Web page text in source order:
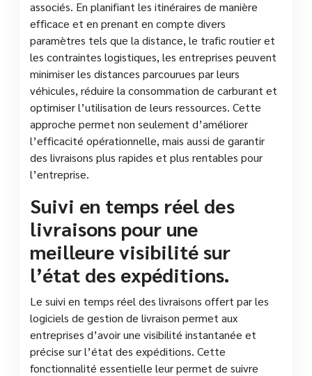
associés. En planifiant les itinéraires de manière
efficace et en prenant en compte divers
paramètres tels que la distance, le trafic routier et
les contraintes logistiques, les entreprises peuvent
minimiser les distances parcourues par leurs
véhicules, réduire la consommation de carburant et
optimiser l’utilisation de leurs ressources. Cette
approche permet non seulement d’améliorer
l’efficacité opérationnelle, mais aussi de garantir
des livraisons plus rapides et plus rentables pour
l’entreprise.
Suivi en temps réel des
livraisons pour une
meilleure visibilité sur
l’état des expéditions.
Le suivi en temps réel des livraisons offert par les
logiciels de gestion de livraison permet aux
entreprises d’avoir une visibilité instantanée et
précise sur l’état des expéditions. Cette
fonctionnalité essentielle leur permet de suivre